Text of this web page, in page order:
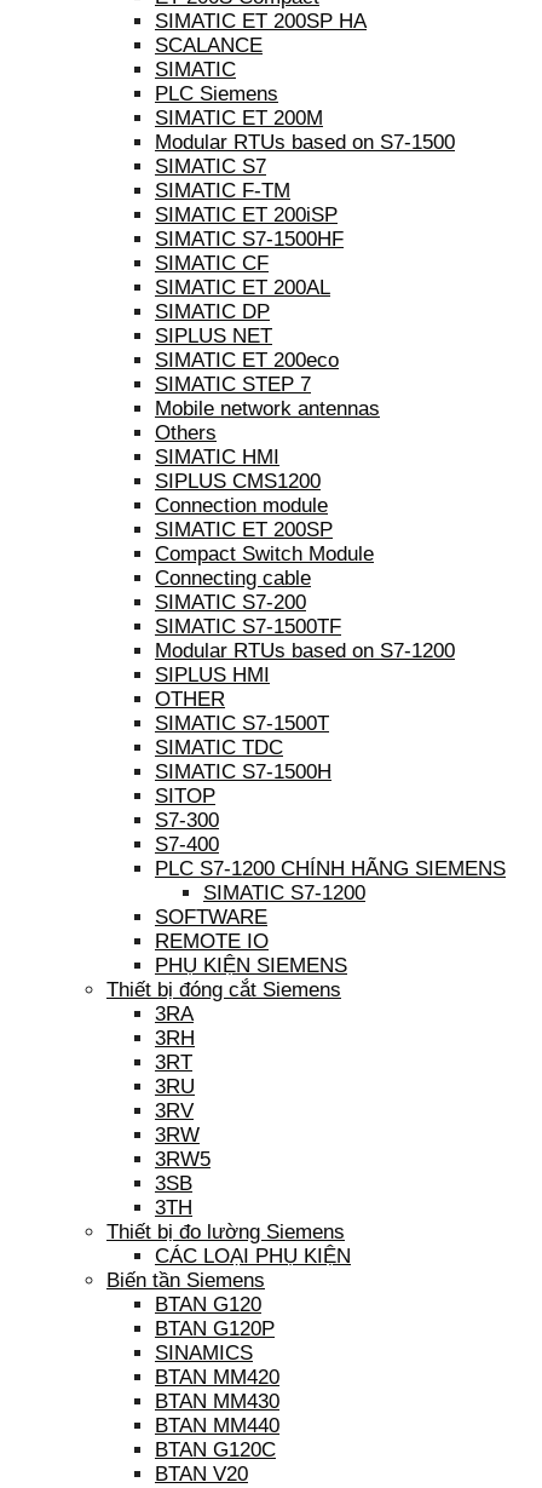
SIMATIC ET 200SP HA
SCALANCE
SIMATIC
PLC Siemens
SIMATIC ET 200M
Modular RTUs based on S7-1500
SIMATIC S7
SIMATIC F-TM
SIMATIC ET 200iSP
SIMATIC S7-1500HF
SIMATIC CF
SIMATIC ET 200AL
SIMATIC DP
SIPLUS NET
SIMATIC ET 200eco
SIMATIC STEP 7
Mobile network antennas
Others
SIMATIC HMI
SIPLUS CMS1200
Connection module
SIMATIC ET 200SP
Compact Switch Module
Connecting cable
SIMATIC S7-200
SIMATIC S7-1500TF
Modular RTUs based on S7-1200
SIPLUS HMI
OTHER
SIMATIC S7-1500T
SIMATIC TDC
SIMATIC S7-1500H
SITOP
S7-300
S7-400
PLC S7-1200 CHÍNH HÃNG SIEMENS
SIMATIC S7-1200
SOFTWARE
REMOTE IO
PHỤ KIỆN SIEMENS
Thiết bị đóng cắt Siemens
3RA
3RH
3RT
3RU
3RV
3RW
3RW5
3SB
3TH
Thiết bị đo lường Siemens
CÁC LOẠI PHỤ KIỆN
Biến tần Siemens
BTAN G120
BTAN G120P
SINAMICS
BTAN MM420
BTAN MM430
BTAN MM440
BTAN G120C
BTAN V20